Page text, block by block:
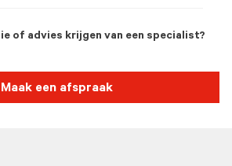
of advies krijgen van een specialist?
Maak een afspraak